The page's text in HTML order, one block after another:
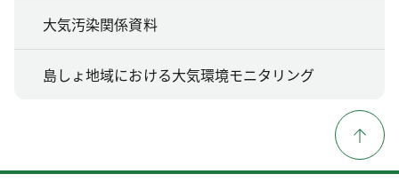
大気汚染関係資料
島しょ地域における大気環境モニタリング